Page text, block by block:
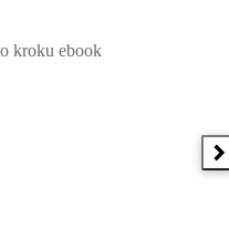
ebook, Patrycja Kubiesa -
kroku ebook